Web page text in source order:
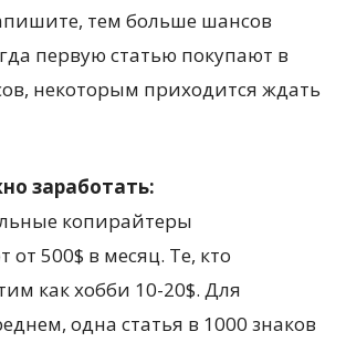
тем больше шансов
первую статью покупают в
некоторым приходится ждать
заработать:
копирайтеры
от 500$ в месяц. Те, кто
как хобби 10-20$. Для
одна статья в 1000 знаков